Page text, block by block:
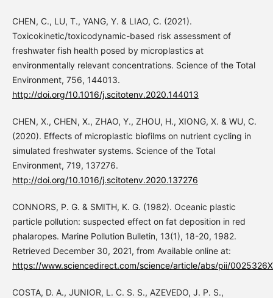
CHEN, C., LU, T., YANG, Y. & LIAO, C. (2021).
Toxicokinetic/toxicodynamic-based risk assessment of
freshwater fish health posed by microplastics at
environmentally relevant concentrations. Science of the Total
Environment, 756, 144013.
http://doi.org/10.1016/j.scitotenv.2020.144013
CHEN, X., CHEN, X., ZHAO, Y., ZHOU, H., XIONG, X. & WU, C.
(2020). Effects of microplastic biofilms on nutrient cycling in
simulated freshwater systems. Science of the Total
Environment, 719, 137276.
http://doi.org/10.1016/j.scitotenv.2020.137276
CONNORS, P. G. & SMITH, K. G. (1982). Oceanic plastic
particle pollution: suspected effect on fat deposition in red
phalaropes. Marine Pollution Bulletin, 13(1), 18-20, 1982.
Retrieved December 30, 2021, from Available online at:
https://www.sciencedirect.com/science/article/abs/pii/
COSTA, D. A., JUNIOR, L. C. S. S., AZEVEDO, J. P. S.,